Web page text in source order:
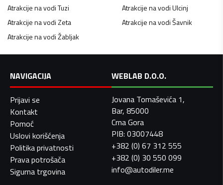
Atrakcije na vodiTuzi Atrakcije na vodiUlcinj
Atrakcije na vodiZeta Atrakcije na vodiŠavnik
Atrakcije na vodiŽabljak
NAVIGACIJA
Prijavi se
Kontakt
Pomoć
Uslovi korišćenja
Politika privatnosti
Prava potrošača
Sigurna trgovina
WEBLAB D.O.O.
Jovana Tomaševića 1,
Bar, 85000
Crna Gora
PIB: 03007448
+382 (0) 67 312 555
+382 (0) 30 550 099
info@autodiler.me